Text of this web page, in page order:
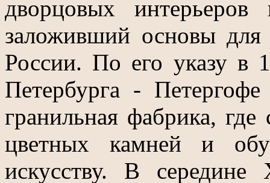
дворцовых
заложивший основы для
России. По его указу в
Петербурга -
гранильная фабрика, где
цветных камней и
искусству. В